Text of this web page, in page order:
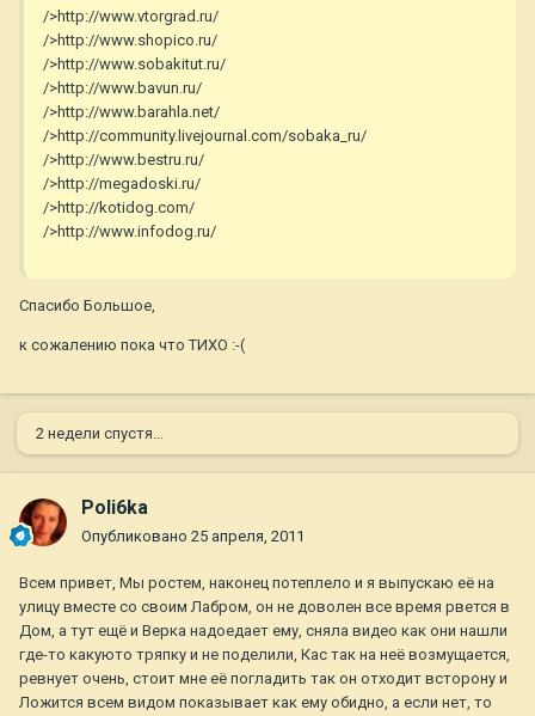
/>http://www.vtorgrad.ru/
/>http://www.shopico.ru/
/>http://www.sobakitut.ru/
/>http://www.bavun.ru/
/>http://www.barahla.net/
/>http://community.livejournal.com/sobaka_ru/
/>http://www.bestru.ru/
/>http://megadoski.ru/
/>http://kotidog.com/
/>http://www.infodog.ru/
Спасибо Большое,
к сожалению пока что ТИХО :-(
2 недели спустя...
Poli6ka
Опубликовано 25 апреля, 2011
Всем привет, Мы ростем, наконец потеплело и я выпускаю её на
улицу вместе со своим Лабром, он не доволен все время рвется в
Дом, а тут ещё и Верка надоедает ему, сняла видео как они нашли
где-то какуюто тряпку и не поделили, Кас так на неё возмущается,
ревнует очень, стоит мне её погладить так он отходит всторону и
Ложится всем видом показывает как ему обидно, а если нет, то